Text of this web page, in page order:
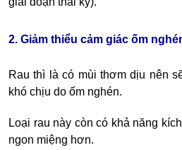
2. Giảm thiểu cảm giác ốm
Rau thì là có mùi thơm dịu nên
khó chịu do ốm nghén.
Loại rau này còn có khả năng
ngon miệng hơn.